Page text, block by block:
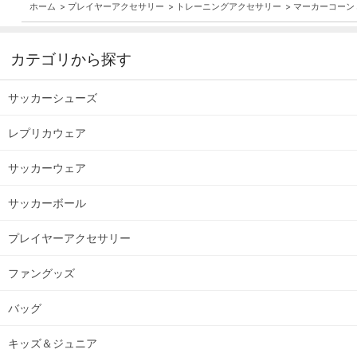
ホーム > プレイヤーアクセサリー > トレーニングアクセサリー > マーカーコー
カテゴリから探す
サッカーシューズ
レプリカウェア
サッカーウェア
サッカーボール
プレイヤーアクセサリー
ファングッズ
バッグ
キッズ＆ジュニア